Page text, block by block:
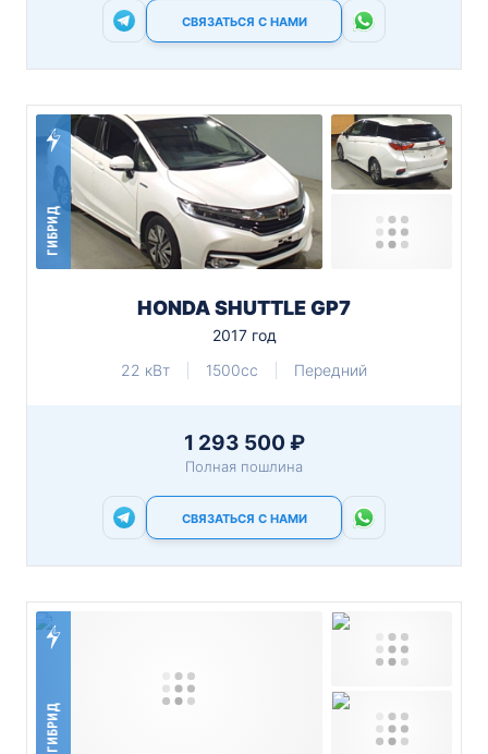
СВЯЗАТЬСЯ С НАМИ
ГИБРИД
HONDA SHUTTLE GP7
2017 год
22 кВт
1500cc Передний
1 293 500 ₽
Полная пошлина
СВЯЗАТЬСЯ С НАМИ
ГИБРИД